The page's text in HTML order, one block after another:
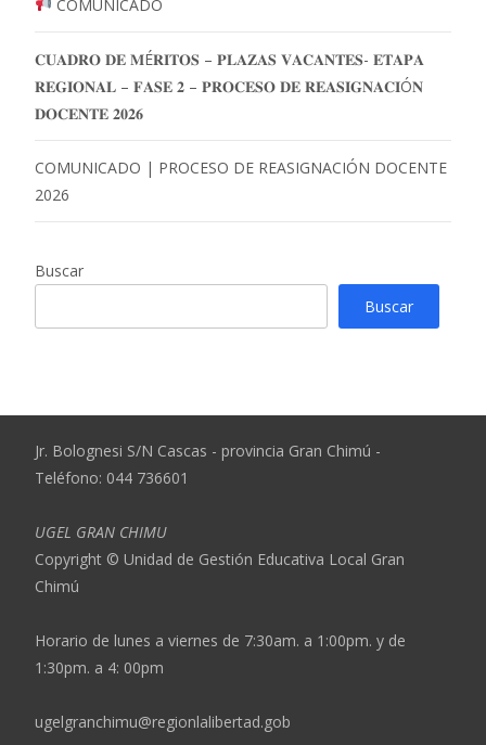
COMUNICADO
𝐂𝐔𝐀𝐃𝐑𝐎 𝐃𝐄 𝐌É𝐑𝐈𝐓𝐎𝐒 – 𝐏𝐋𝐀𝐙𝐀𝐒 𝐕𝐀𝐂𝐀𝐍𝐓𝐄𝐒- 𝐄𝐓𝐀𝐏𝐀
𝐑𝐄𝐆𝐈𝐎𝐍𝐀𝐋 – 𝐅𝐀𝐒𝐄 𝟐 – 𝐏𝐑𝐎𝐂𝐄𝐒𝐎 𝐃𝐄 𝐑𝐄𝐀𝐒𝐈𝐆𝐍𝐀𝐂𝐈Ó𝐍
𝐃𝐎𝐂𝐄𝐍𝐓𝐄 𝟐𝟎𝟐𝟔
COMUNICADO | PROCESO DE REASIGNACIÓN DOCENTE
2026
Buscar
Buscar
Jr. Bolognesi S/N Cascas - provincia Gran Chimú -
Teléfono: 044 736601
UGEL GRAN CHIMU
Copyright © Unidad de Gestión Educativa Local Gran
Chimú
Horario de lunes a viernes de 7:30am. a 1:00pm. y de
1:30pm. a 4: 00pm
ugelgranchimu@regionlalibertad.gob